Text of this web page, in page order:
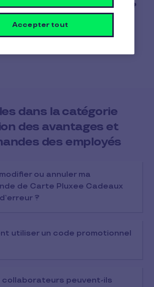
dans la catégorie
des avantages et
des employés
ou annuler ma
de Carte Pluxee Cadeaux
?
utiliser un code promotionnel
collaborateurs peuvent-ils
Accepter tout